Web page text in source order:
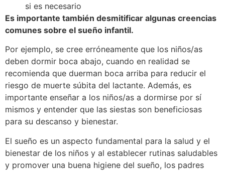
si es necesario
Es importante también desmitificar algunas creencias
comunes sobre el sueño infantil.
Por ejemplo, se cree erróneamente que los niños/as
deben dormir boca abajo, cuando en realidad se
recomienda que duerman boca arriba para reducir el
riesgo de muerte súbita del lactante. Además, es
importante enseñar a los niños/as a dormirse por sí
mismos y entender que las siestas son beneficiosas
para su descanso y bienestar.
El sueño es un aspecto fundamental para la salud y el
bienestar de los niños y al establecer rutinas saludables
y promover una buena higiene del sueño, los padres